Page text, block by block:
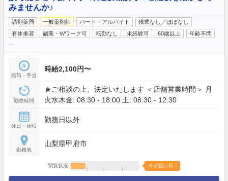
みませんか♪
調剤薬局 一般薬剤師 パート・アルバイト
残業なし／ほぼなし
有休推奨
副業・Wワーク可 転勤なし 未経験可 60歳以上 年齢不問
給与・手当
時給2,100円〜
勤務時間
★ご相談の上、決定いたします ＜店舗営業時間＞ 月
火水木金: 08:30 - 18:00 土: 08:30 - 12:30
休日・休暇
勤務日以外
勤務地
山梨県甲府市
閲覧状況 今が狙い目！